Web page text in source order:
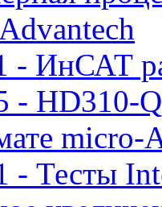
- ИнСАТ
- HD310-
micro-
- Тесты